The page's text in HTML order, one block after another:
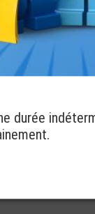
durée